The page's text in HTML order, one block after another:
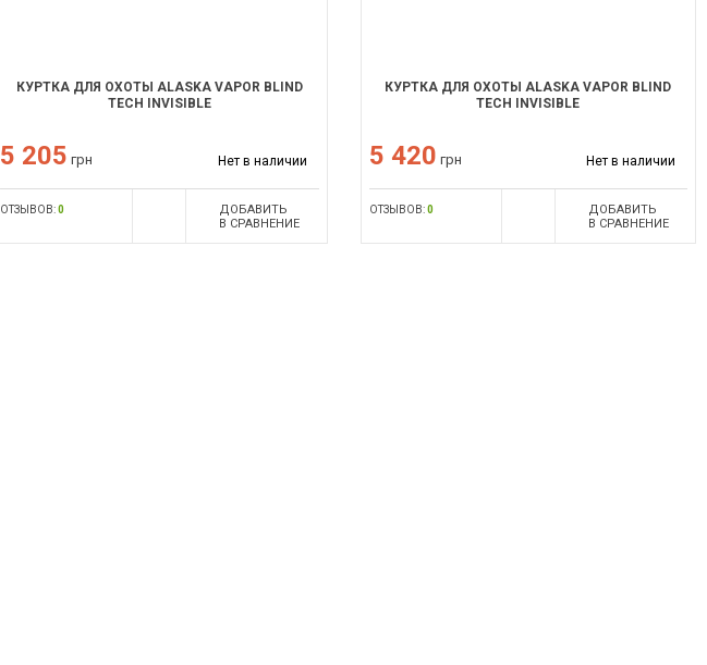
КУРТКА ДЛЯ ОХОТЫ ALASKA VAPOR BLIND
TECH INVISIBLE
5 205 грн Нет в наличии
ОТЗЫВОВ:0
ДОБАВИТЬ
В СРАВНЕНИЕ
КУРТКА ДЛЯ ОХОТЫ ALASKA VAPOR BLIND
TECH INVISIBLE
5 420 грн Нет в наличии
ОТЗЫВОВ:0
ДОБАВИТЬ
В СРАВНЕНИЕ